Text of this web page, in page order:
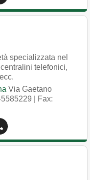
specializzata nel
telefonici,
Via Gaetano
| Fax: